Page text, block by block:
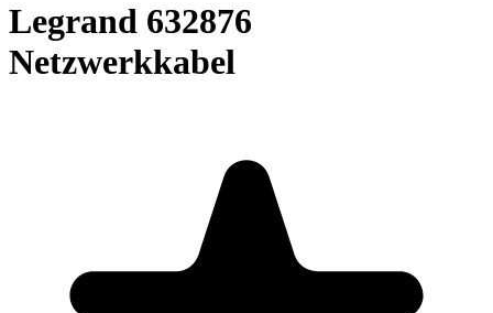
Legrand 632876
Netzwerkkabel